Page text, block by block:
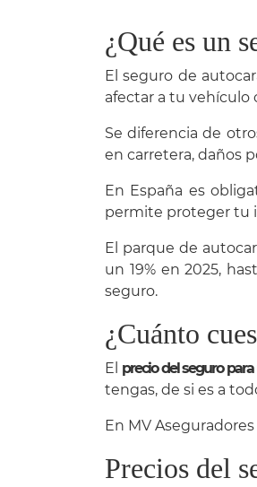
¿Qué es un
El seguro de
afectar a tu vehículo
Se diferencia de
en carretera, daños
En España es
permite proteger tu
El parque de
un 19% en 2025,
seguro.
¿Cuánto
El precio del seguro
tengas, de si es a
En MV
Precios del